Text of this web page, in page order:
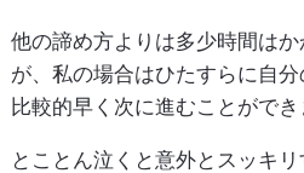
他の諦め方よりは多少時間は
が、私の場合はひたすらに自分
比較的早く次に進むことができ
とことん泣くと意外とスッキ